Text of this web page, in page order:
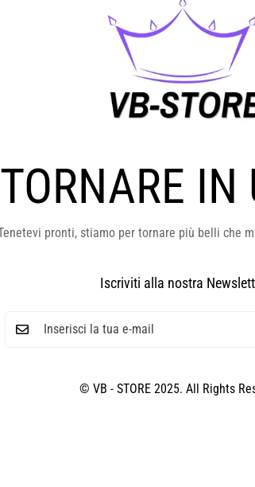
pronti, stiamo per tornare più belli che
Iscriviti alla nostra
© VB - STORE 2025. All Rights